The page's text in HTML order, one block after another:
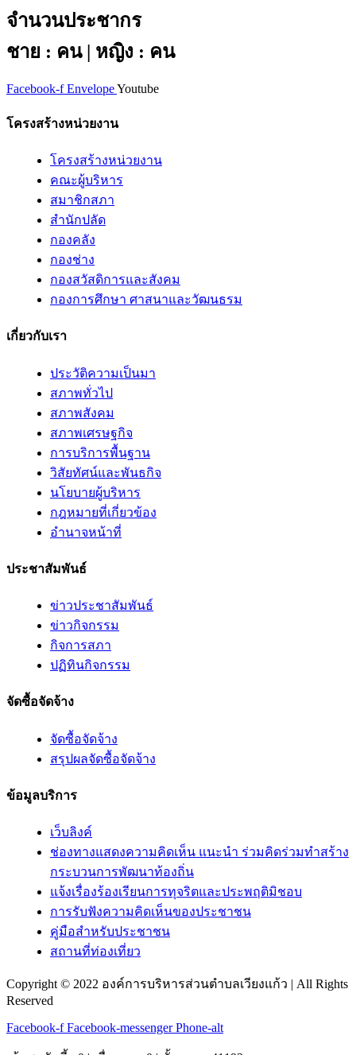
จำนวนประชากร
ชาย : คน | หญิง : คน
Facebook-f EnvelopeYoutube
โครงสร้างหน่วยงาน
โครงสร้างหน่วยงาน
คณะผู้บริหาร
สมาชิกสภา
สำนักปลัด
กองคลัง
กองช่าง
กองสวัสดิการและสังคม
กองการศึกษา ศาสนาและวัฒนธรม
เกี่ยวกับเรา
ประวัติความเป็นมา
สภาพทั่วไป
สภาพสังคม
สภาพเศรษฐกิจ
การบริการพื้นฐาน
วิสัยทัศน์และพันธกิจ
นโยบายผู้บริหาร
กฎหมายที่เกี่ยวข้อง
อํานาจหน้าที่
ประชาสัมพันธ์
ข่าวประชาสัมพันธ์
ข่าวกิจกรรม
กิจการสภา
ปฏิทินกิจกรรม
จัดซื้อจัดจ้าง
จัดซื้อจัดจ้าง
สรุปผลจัดซื้อจัดจ้าง
ข้อมูลบริการ
เว็บลิงค์
ช่องทางแสดงความคิดเห็น แนะนำ ร่วมคิดร่วมทำสร้าง
กระบวนการพัฒนาท้องถิ่น
แจ้งเรื่องร้องเรียนการทุจริตและประพฤติมิชอบ
การรับฟังความคิดเห็นของประชาชน
คู่มือสำหรับประชาชน
สถานที่ท่องเที่ยว
Copyright © 2022 องค์การบริหารส่วนตำบลเวียงแก้ว | All Rights
Reserved
Facebook-f Facebook-messenger Phone-alt